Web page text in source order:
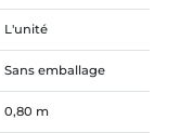
L'unité
Sans emballage
0,80 m